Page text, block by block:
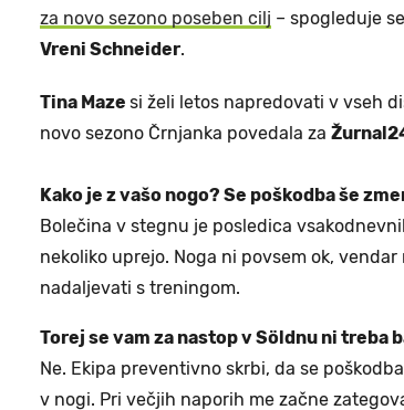
za novo sezono poseben cilj – spogleduje
Vreni Schneider.
Tina Maze si želi letos napredovati v vseh
novo sezono Črnjanka povedala za
Kako je z vašo nogo? Se poškodba še
Bolečina v stegnu je posledica
nekoliko uprejo. Noga ni povsem ok,
nadaljevati s treningom.
Torej se vam za nastop v Söldnu ni treba
Ne. Ekipa preventivno skrbi, da se
v nogi. Pri večjih naporih me začne